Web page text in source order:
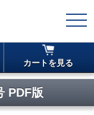
カートを見る
PDF版